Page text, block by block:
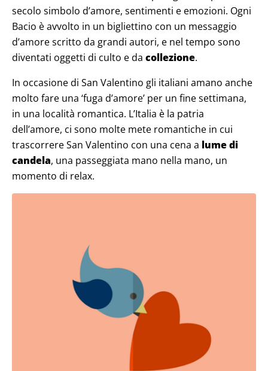
secolo simbolo d’amore, sentimenti e emozioni. Ogni
Bacio è avvolto in un bigliettino con un messaggio
d’amore scritto da grandi autori, e nel tempo sono
diventati oggetti di culto e da collezione.
In occasione di San Valentino gli italiani amano anche
molto fare una ‘fuga d’amore’ per un fine settimana,
in una località romantica. L’Italia è la patria
dell’amore, ci sono molte mete romantiche in cui
trascorrere San Valentino con una cena a lume di
candela, una passeggiata mano nella mano, un
momento di relax.